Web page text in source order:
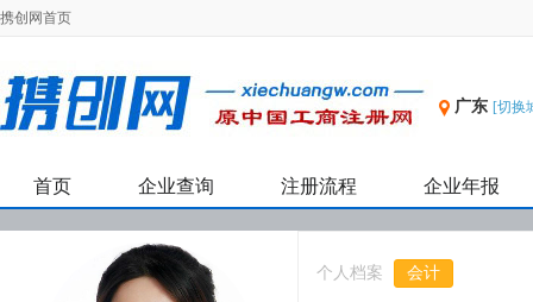
携创网首页
广东 [切换
首页 企业查询 注册流程 企业年报
个人档案 会计